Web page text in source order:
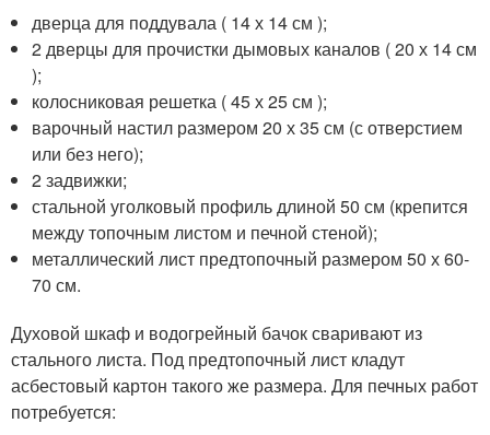
дверца для поддувала ( 14 х 14 см );
2 дверцы для прочистки дымовых каналов ( 20 х 14 см
);
колосниковая решетка ( 45 х 25 см );
варочный настил размером 20 х 35 см (с отверстием
или без него);
2 задвижки;
стальной уголковый профиль длиной 50 см (крепится
между топочным листом и печной стеной);
металлический лист предтопочный размером 50 х 60-
70 см.
Духовой шкаф и водогрейный бачок сваривают из
стального листа. Под предтопочный лист кладут
асбестовый картон такого же размера. Для печных работ
потребуется: